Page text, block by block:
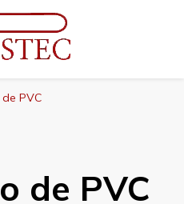
PVC
de PVC